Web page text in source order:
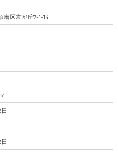
磨区友が丘7-1-14